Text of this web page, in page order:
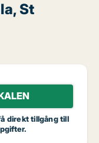
St
direkt tillgång till